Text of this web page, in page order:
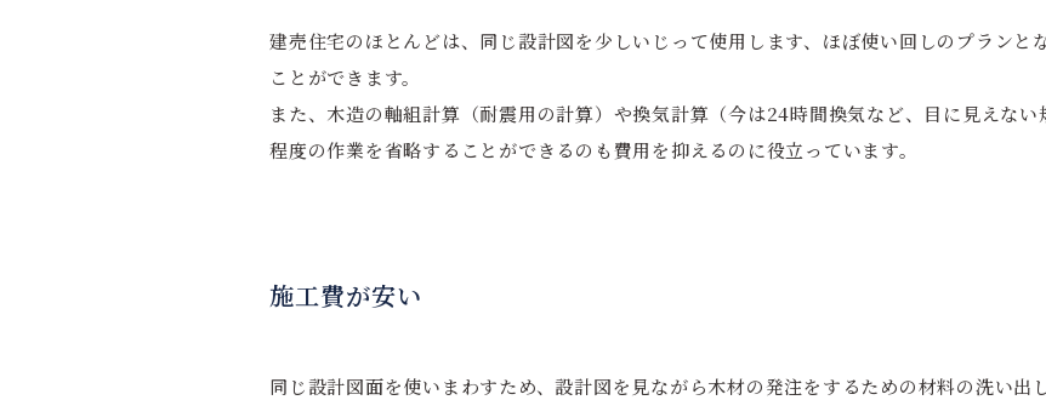
建売住宅のほとんどは、同じ設計図を少しいじって使用します、ほぼ使い回しのプランと
ことができます。
また、木造の軸組計算（耐震用の計算）や換気計算（今は24時間換気など、目に見えな
程度の作業を省略することができるのも費用を抑えるのに役立っています。
施工費が安い
同じ設計図面を使いまわすため、設計図を見ながら木材の発注をするための材料の洗い出